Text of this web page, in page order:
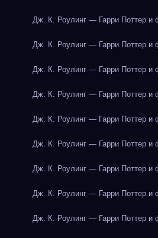
Дж. К. Роулинг — Гарри Поттер и
Дж. К. Роулинг — Гарри Поттер и
Дж. К. Роулинг — Гарри Поттер и
Дж. К. Роулинг — Гарри Поттер и
Дж. К. Роулинг — Гарри Поттер и
Дж. К. Роулинг — Гарри Поттер и
Дж. К. Роулинг — Гарри Поттер и
Дж. К. Роулинг — Гарри Поттер и
Дж. К. Роулинг — Гарри Поттер и